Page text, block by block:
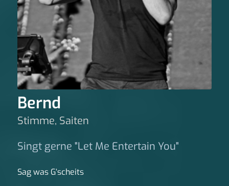
Bernd
Stimme, Saiten
Singt gerne "Let Me Entertain You"
Sag was G‘scheits